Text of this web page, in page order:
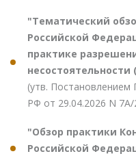
"Тематический
Российской
практике
несостоятельности
(утв. Постановлением
РФ от 29.04.2026 N 7А/
"Обзор практики
Российской